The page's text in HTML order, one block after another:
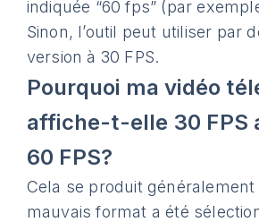
indiquée “60 fps” (par
Sinon, l’outil peut utiliser par
version à 30 FPS.
Pourquoi ma vidéo
affiche-t-elle 30 FPS
60 FPS?
Cela se produit
mauvais format a été